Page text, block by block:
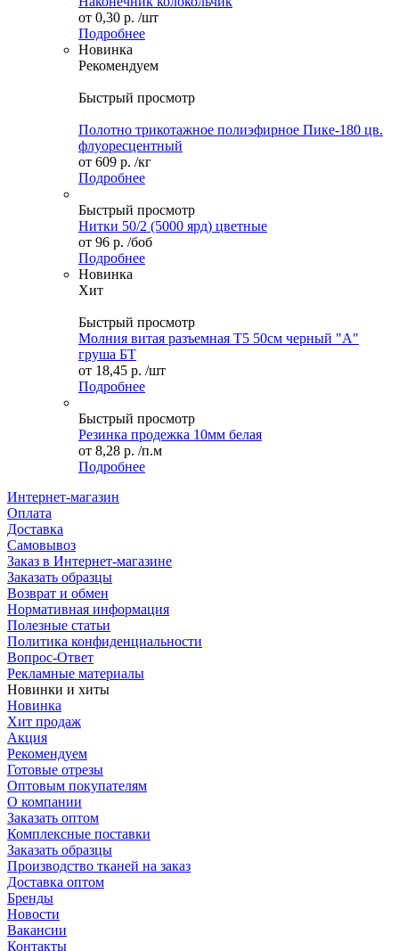
от 0,30 р. /шт
Подробнее
Новинка
Рекомендуем
Быстрый просмотр
Полотно трикотажное полиэфирное Пике-180 цв.
флуоресцентный
от 609 р. /кг
Подробнее
Быстрый просмотр
Нитки 50/2 (5000 ярд) цветные
от 96 р. /боб
Подробнее
Новинка
Хит
Быстрый просмотр
Молния витая разъемная Т5 50см черный "А"
груша БТ
от 18,45 р. /шт
Подробнее
Быстрый просмотр
Резинка продежка 10мм белая
от 8,28 р. /п.м
Подробнее
Интернет-магазин
Оплата
Доставка
Самовывоз
Заказ в Интернет-магазине
Заказать образцы
Возврат и обмен
Нормативная информация
Полезные статьи
Политика конфиденциальности
Вопрос-Ответ
Рекламные материалы
Новинки и хиты
Новинка
Хит продаж
Акция
Рекомендуем
Готовые отрезы
Оптовым покупателям
О компании
Заказать оптом
Комплексные поставки
Заказать образцы
Производство тканей на заказ
Доставка оптом
Бренды
Новости
Вакансии
Контакты